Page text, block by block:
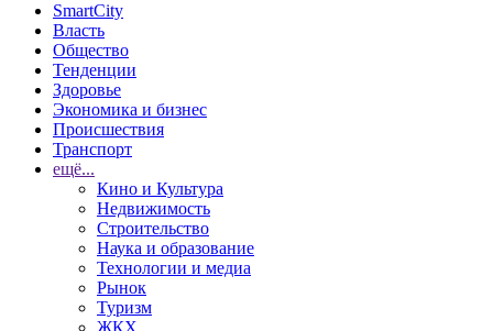
SmartCity
Власть
Общество
Тенденции
Здоровье
Экономика и бизнес
Происшествия
Транспорт
ещё...
Кино и Культура
Недвижимость
Строительство
Наука и образование
Технологии и медиа
Рынок
Туризм
ЖКХ